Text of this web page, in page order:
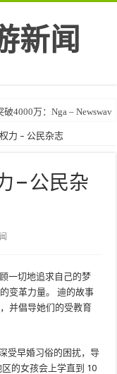
新闻
4000万：Nga – Newswav
亚 – TravelBiz Monitor
力 – 公民杂志
– 公民杂
一切地追求自己的梦
变革力量。 迪的故事
并倡导她们的受教育
受早婚习俗的困扰，导
的女孩会上学直到 10